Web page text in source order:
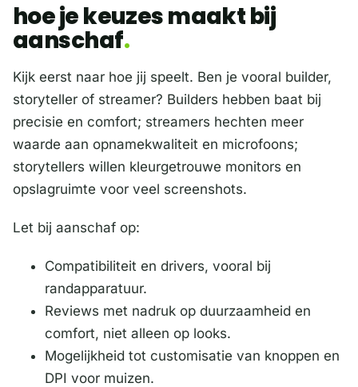
hoe je keuzes maakt bij
aanschaf
Kijk eerst naar hoe jij speelt. Ben je vooral builder,
storyteller of streamer? Builders hebben baat bij
precisie en comfort; streamers hechten meer
waarde aan opnamekwaliteit en microfoons;
storytellers willen kleurgetrouwe monitors en
opslagruimte voor veel screenshots.
Let bij aanschaf op:
Compatibiliteit en drivers, vooral bij
randapparatuur.
Reviews met nadruk op duurzaamheid en
comfort, niet alleen op looks.
Mogelijkheid tot customisatie van knoppen en
DPI voor muizen.